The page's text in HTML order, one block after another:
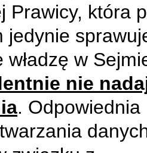
Prawicy, która
jedynie
w
nie
. Odpowiednia